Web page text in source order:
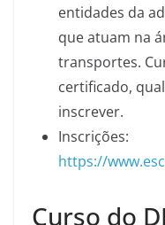
entidades da
que atuam na
transportes.
certificado,
inscrever.
Inscrições:
https://
Curso do